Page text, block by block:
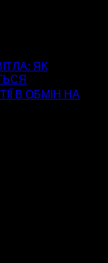
ЯК
В ОБМІН НА